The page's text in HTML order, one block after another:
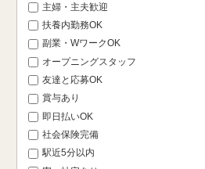
主婦・主夫歓迎
扶養内勤務OK
副業・WワークOK
オープニングスタッフ
友達と応募OK
賞与あり
即日払いOK
社会保険完備
駅近5分以内